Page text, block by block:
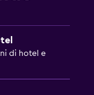
di hotel e